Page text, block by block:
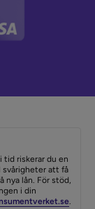
tid riskerar du en
svårigheter att få
nya lån. För stöd,
i din
.